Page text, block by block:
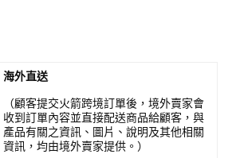
海外直送
（顧客提交火箭跨境訂單後，境外賣家會
收到訂單內容並直接配送商品給顧客，與
產品有關之資訊、圖片、說明及其他相關
資訊，均由境外賣家提供。）